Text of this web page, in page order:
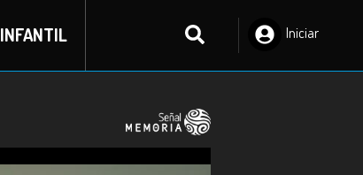
INFANTIL
Iniciar